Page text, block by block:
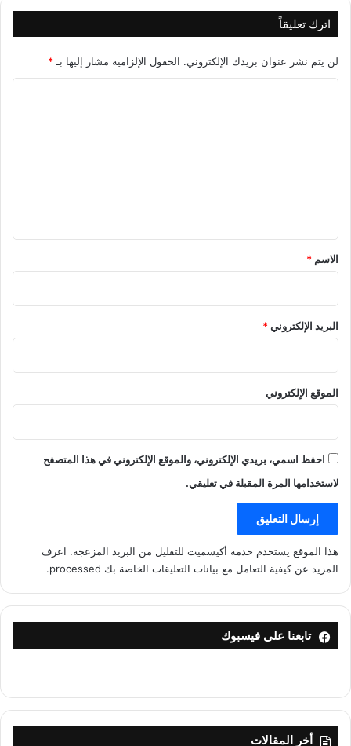
اترك تعليقاً
لن يتم نشر عنوان بريدك الإلكتروني. الحقول الإلزامية مشار إليها بـ *
*
الاسم *
البريد الإلكتروني*
الموقع الإلكتروني
احفظ اسمي، بريدي الإلكتروني، والموقع الإلكتروني في هذا المتصفح
لاستخدامها المرة المقبلة في تعليقي.
هذا الموقع يستخدم خدمة أكيسميت للتقليل من البريد المزعجة. اعرف
المزيد عن كيفية التعامل مع بيانات التعليقات الخاصة بك processed
.
تابعنا على فيسبوك
أخر المقالات